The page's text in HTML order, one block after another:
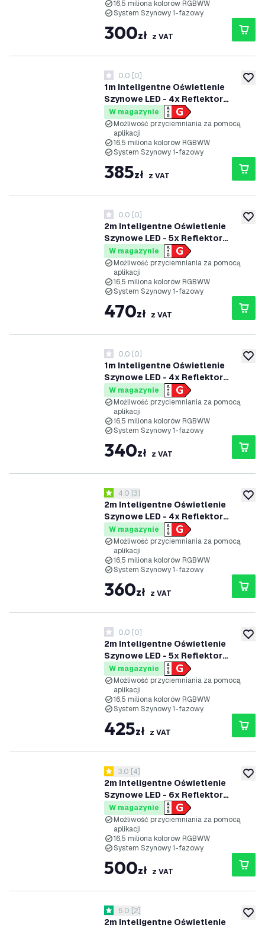
16,5 miliona kolorów RGBWW
System Szynowy 1-fazowy
300zł z VAT
1m Inteligentne Oświetlenie
Szynowe LED - 4x Reflektor
Szynowy - 4.9W - RGB+CCT -
Możliwość Przyciemniania -
System Szynowy 1-fazowy - Biały
0 Gwiazdki oceny
0.0 [0]
W magazynie
Możliwość przyciemniania za pomocą
aplikacji
16,5 miliona kolorów RGBWW
System Szynowy 1-fazowy
385zł z VAT
2m Inteligentne Oświetlenie
Szynowe LED - 5x Reflektor
Szynowy - 4.9W - RGB+CCT -
Możliwość Przyciemniania -
System Szynowy 1-fazowy - Biały
0 Gwiazdki oceny
0.0 [0]
W magazynie
Możliwość przyciemniania za pomocą
aplikacji
16,5 miliona kolorów RGBWW
System Szynowy 1-fazowy
470zł z VAT
1m Inteligentne Oświetlenie
Szynowe LED - 4x Reflektor
Szynowy - 4.9W - RGB+CCT -
Możliwość Przyciemniania -
System Szynowy 1-fazowy -
Czarny
0 Gwiazdki oceny
0.0 [0]
W magazynie
Możliwość przyciemniania za pomocą
aplikacji
16,5 miliona kolorów RGBWW
System Szynowy 1-fazowy
340zł z VAT
2m Inteligentne Oświetlenie
Szynowe LED - 4x Reflektor
Szynowy - 4.9W - RGB+CCT -
Możliwość Przyciemniania -
System Szynowy 1-fazowy -
Czarny
otwórz panel recenzji
4 Gwiazdki oceny
4.0 [3]
W magazynie
Możliwość przyciemniania za pomocą
aplikacji
16,5 miliona kolorów RGBWW
System Szynowy 1-fazowy
360zł z VAT
2m Inteligentne Oświetlenie
Szynowe LED - 5x Reflektor
Szynowy - 4.9W - RGB+CCT -
Możliwość Przyciemniania -
System Szynowy 1-fazowy -
Czarny
0 Gwiazdki oceny
0.0 [0]
W magazynie
Możliwość przyciemniania za pomocą
aplikacji
16,5 miliona kolorów RGBWW
System Szynowy 1-fazowy
425zł z VAT
2m Inteligentne Oświetlenie
Szynowe LED - 6x Reflektor
Szynowy - 4.9W - RGB+CCT -
Możliwość Przyciemniania -
System Szynowy 1-fazowy -
Czarny
otwórz panel recenzji
3 Gwiazdki oceny
3.0 [4]
W magazynie
Możliwość przyciemniania za pomocą
aplikacji
16,5 miliona kolorów RGBWW
System Szynowy 1-fazowy
500zł z VAT
2m Inteligentne Oświetlenie
otwórz panel recenzji
5 Gwiazdki oceny
5.0 [2]